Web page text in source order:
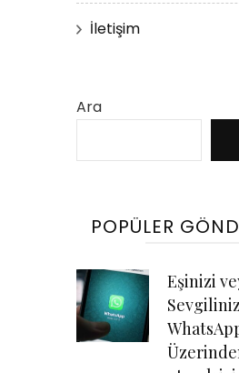
İletişim
Ara
POPÜLER
Eşinizi